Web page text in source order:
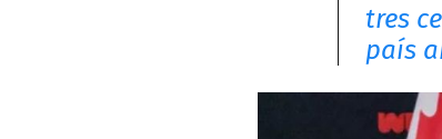
tres
país